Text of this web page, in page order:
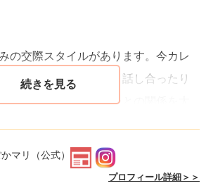
それはあなた自身の幸せも、パート
愛に向いていないと感じるのであれ
にして自己理解を深めることも一つ
身を理解し、愛することから、より
の基盤が作られます。
の交際スタイルがあります。今カレ
わないことが嫌なら、話し合ったり
ると思います。今カレとの関係を大
識を向けて彼とのお付き合いの時間
した時間を過ごせると思いますよ。
マリ （公式）
プロフィール詳細＞＞